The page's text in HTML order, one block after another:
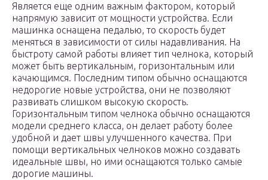
Является еще одним важным фактором, который
напрямую зависит от мощности устройства. Если
машинка оснащена педалью, то скорость будет
меняться в зависимости от силы надавливания. На
быстроту самой работы влияет тип челнока, который
может быть вертикальным, горизонтальным или
качающимся. Последним типом обычно оснащаются
недорогие новые устройства, они не позволяют
развивать слишком высокую скорость.
Горизонтальным типом челнока обычно оснащаются
модели среднего класса, он делает работу более
удобной и дает швы улучшенного качества. При
помощи вертикальных челноков можно создавать
идеальные швы, но ими оснащаются только самые
дорогие машины.